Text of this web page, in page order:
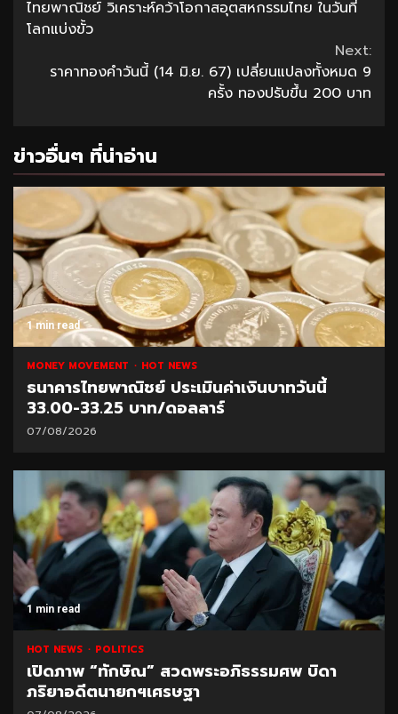
Reading
ไทยพาณิชย์ วิเคราะห์คว้าโอกาสอุตสหกรรมไทย ในวันที่
โลกแบ่งขั้ว
Next:
ราคาทองคำวันนี้ (14 มิ.ย. 67) เปลี่ยนแปลงทั้งหมด 9
ครั้ง ทองปรับขึ้น 200 บาท
ข่าวอื่นๆ ที่น่าอ่าน
1 min read
MONEY MOVEMENT HOT NEWS
ธนาคารไทยพาณิชย์ ประเมินค่าเงินบาทวันนี้
33.00-33.25 บาท/ดอลลาร์
07/08/2026
1 min read
HOT NEWS POLITICS
เปิดภาพ “ทักษิณ” สวดพระอภิธรรมศพ บิดา
ภริยาอดีตนายกฯเศรษฐา